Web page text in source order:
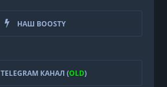
НАШ BOOSTY
TELEGRAM КАНАЛ (OLD)